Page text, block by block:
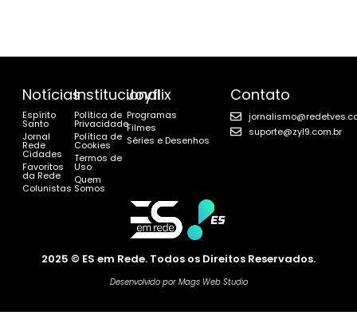
Notícias
Espírito
Santo
Jornal
Rede
Cidades
Favoritos
da Rede
Colunistas
Institucional
Política de
Privacidade
Política de
Cookies
Termos de
Uso
Quem
Somos
Joyflix
Programas
Filmes
Séries e Desenhos
Contato
suporte@zyl9.com.br
2025 © ES em Rede. Todos os Direitos Reservados.
Desenvolvido por Mags Web Studio